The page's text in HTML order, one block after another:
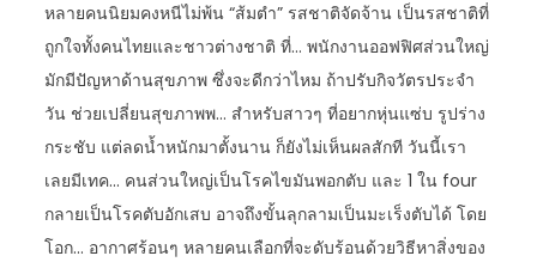
หลายคนนิยมคงหนีไม่พ้น “ส้มตำ” รสชาติจัดจ้าน เป็นรสชาติที่
ถูกใจทั้งคนไทยและชาวต่างชาติ ที่… พนักงานออฟฟิศส่วนใหญ่
มักมีปัญหาด้านสุขภาพ ซึ่งจะดีกว่าไหม ถ้าปรับกิจวัตรประจำ
วัน ช่วยเปลี่ยนสุขภาพพ… สำหรับสาวๆ ที่อยากหุ่นแซ่บ รูปร่าง
กระชับ แต่ลดน้ำหนักมาตั้งนาน ก็ยังไม่เห็นผลสักที วันนี้เรา
เลยมีเทค… คนส่วนใหญ่เป็นโรคไขมันพอกตับ และ 1 ใน four
กลายเป็นโรคตับอักเสบ อาจถึงขั้นลุกลามเป็นมะเร็งตับได้ โดย
โอก… อากาศร้อนๆ หลายคนเลือกที่จะดับร้อนด้วยวิธีหาสิ่งของ